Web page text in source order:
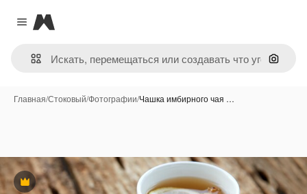
Close menu
Magnific
Поиск
Главная/Стоковый/Фотографии/Чашка имбирного чая …
Премиум